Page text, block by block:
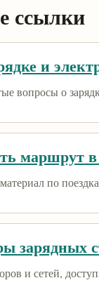
ссылки
и
вопросы о
маршрут
по
зарядных
и сетей,